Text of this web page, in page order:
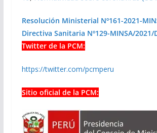
Resolución Ministerial Nº161-2021-
Directiva Sanitaria Nº129-MINSA/2021/
Twitter de la PCM:
https://twitter.com/pcmperu
Sitio oficial de la PCM: